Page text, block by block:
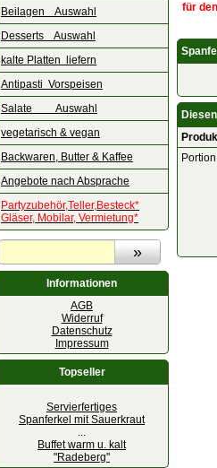
Beilagen Auswahl
Desserts Auswahl
kalte Platten liefern
Antipasti Vorspeisen
Salate Auswahl
vegetarisch & vegan
Backwaren, Butter & Kaffee
Angebote nach Absprache
Partyzubehör,Teller,Besteck*
Gläser, Mobilar, Vermietung*
Informationen
AGB
Widerruf
Datenschutz
Impressum
Topseller
Servierfertiges
Spanferkel mit Sauerkraut
...
Buffet warm u. kalt
"Radeberg"
für